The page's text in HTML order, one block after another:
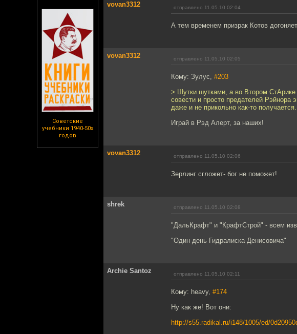
Советские
учебники 1940-50х
годов
vovan3312 отправлено 11.05.10 02:04
А тем временем призрак Котов
vovan3312 отправлено 11.05.10 02:05
Кому: Зулуc, #203
> Шутки шутками, а во Втором СтАрике
совести и просто предателей Рэйнора
даже и не прикольно как-то получается.
Играй в Рэд Алерт, за наших!
vovan3312 отправлено 11.05.10 02:06
Зерлинг сгложет- бог не поможет!
shrek отправлено 11.05.10 02:08
"ДальКрафт" и "КрафтСтрой" - всем
"Один день Гидралиска Денисовича"
Archie Santoz отправлено 11.05.10 02:11
Кому: heavy, #174
Ну как же! Вот они:
http://s55.radikal.ru/i148/1005/ed/